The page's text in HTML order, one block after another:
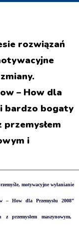
rozwiązań
– How dla
bardzo bogaty
i
motywacyjne wyłanianie
– How dla Przemysłu 2008”
przemysłem maszynowym,